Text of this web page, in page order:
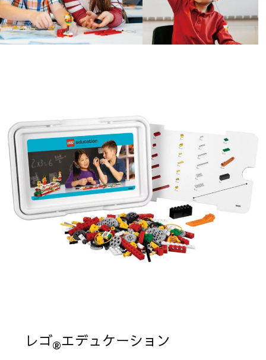
レゴ®︎エデュケーション